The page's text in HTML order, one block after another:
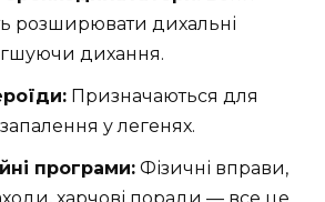
розширювати дихальні
дихання.
Призначаються для
у легенях.
програми: Фізичні вправи,